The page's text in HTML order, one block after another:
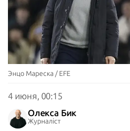
Энцо Мареска / EFE
4 июня, 00:15
Олекса Бик
Журналіст